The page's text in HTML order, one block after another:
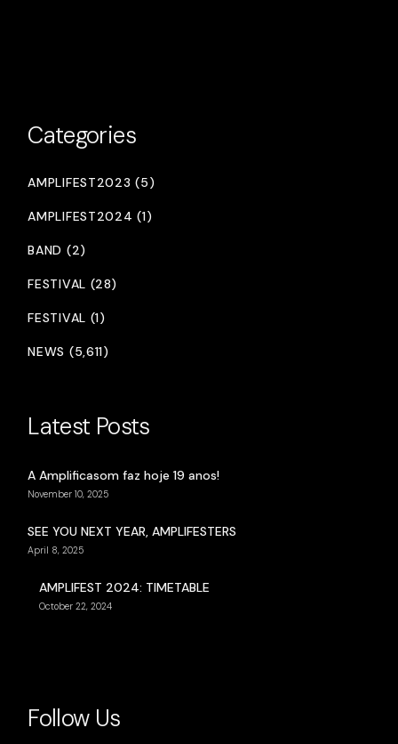
Categories
AMPLIFEST2023 (5)
AMPLIFEST2024 (1)
BAND (2)
FESTIVAL (28)
FESTIVAL (1)
NEWS (5,611)
Latest Posts
A Amplificasom faz hoje 19 anos!
November 10, 2025
SEE YOU NEXT YEAR, AMPLIFESTERS
April 8, 2025
AMPLIFEST 2024: TIMETABLE
October 22, 2024
Follow Us